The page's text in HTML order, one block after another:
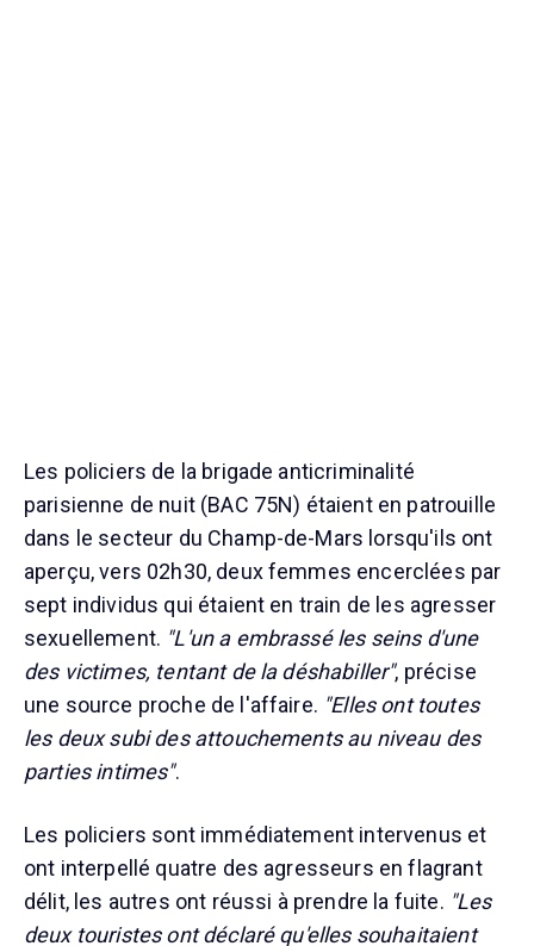
Les policiers de la brigade anticriminalité
parisienne de nuit (BAC 75N) étaient en patrouille
dans le secteur du Champ-de-Mars lorsqu'ils ont
aperçu, vers 02h30, deux femmes encerclées par
sept individus qui étaient en train de les agresser
sexuellement. "L'un a embrassé les seins d'une
des victimes, tentant de la déshabiller", précise
une source proche de l'affaire. "Elles ont toutes
les deux subi des attouchements au niveau des
parties intimes".
Les policiers sont immédiatement intervenus et
ont interpellé quatre des agresseurs en flagrant
délit, les autres ont réussi à prendre la fuite. "Les
deux touristes ont déclaré qu'elles souhaitaient